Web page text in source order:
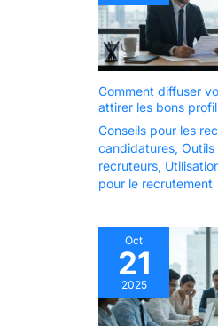
Comment diffuser
attirer les bons
Conseils pour les
candidatures, Outils
recruteurs,
pour le recrutement
Oct
21
2025